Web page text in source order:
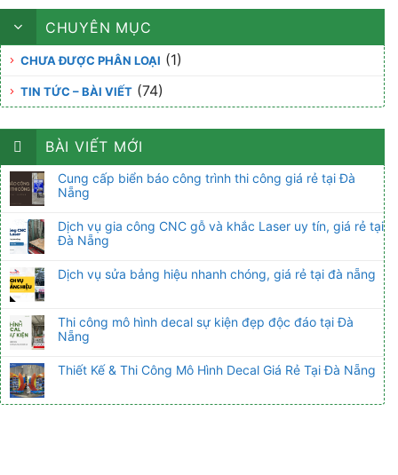
CHUYÊN MỤC
CHƯA ĐƯỢC PHÂN LOẠI (1)
TIN TỨC – BÀI VIẾT (74)
BÀI VIẾT MỚI
Cung cấp biển báo công trình thi công giá rẻ tại Đà
Nẵng
Dịch vụ gia công CNC gỗ và khắc Laser uy tín, giá rẻ tại
Đà Nẵng
Dịch vụ sửa bảng hiệu nhanh chóng, giá rẻ tại đà nẵng
Thi công mô hình decal sự kiện đẹp độc đáo tại Đà
Nẵng
Thiết Kế & Thi Công Mô Hình Decal Giá Rẻ Tại Đà Nẵng